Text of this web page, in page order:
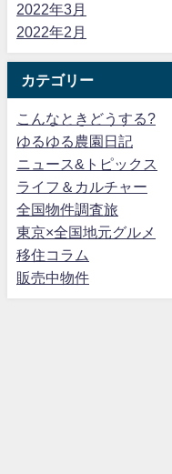
2022年3月
2022年2月
カテゴリー
こんなときどうする?
ゆるゆる農園日記
ニュース&トピックス
ライフ＆カルチャー
全国物件調査旅
東京×全国地元グルメ
移住コラム
販売中物件